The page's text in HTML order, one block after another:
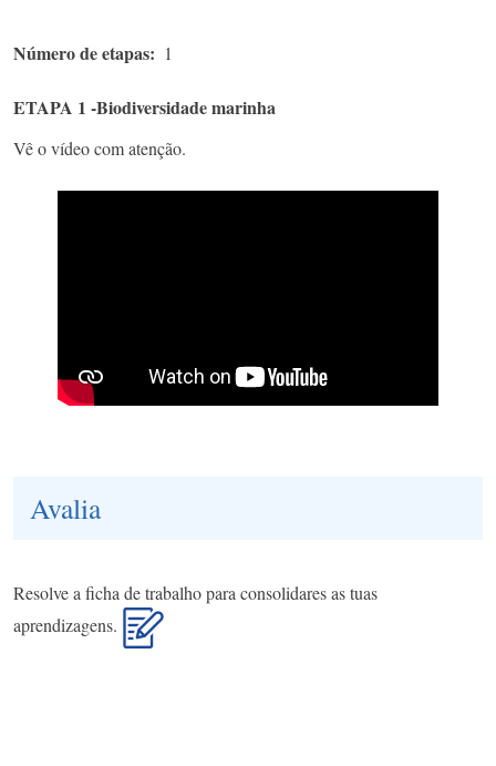
Número de etapas 1
ETAPA 1 -Biodiversidade marinha
Vê o vídeo com atenção.
Avalia
Resolve a ficha de trabalho para consolidares as tuas
aprendizagens.